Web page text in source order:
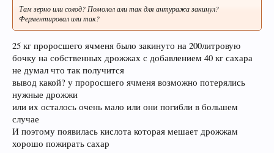
При приеме пива у мужчин выделяется гормон
дофамин, отвечающий за чувство
удовлетворения. При этом удовольствие
вызывает только вкус пива, независимо от того,
любит ли мужчина напитки этой марки, и даже
при отсутствии алкоголя.
Там зерно или солод? Помолол али так для антуража закинул?
Ферментировал или так?
25 кг проросшего ячменя было закинуто на 200литровую
бочку на собственных дрожжах с добавлением 40 кг сахара
не думал что так получится
вывод какой? у проросшего ячменя возможно потерялись
нужные дрожжи
или их осталось очень мало или они погибли в большем
случае
И поэтому появилась кислота которая мешает дрожжам
хорошо пожирать сахар